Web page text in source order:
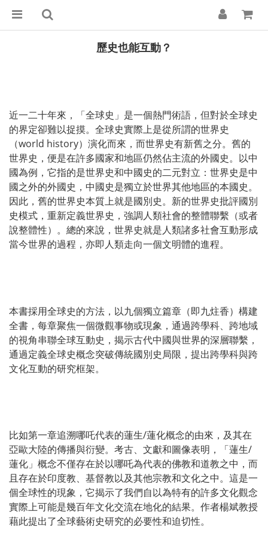
歷史也能互動？
近一二十年來，「全球史」是一個熱門術語，但對於全球史
的界定卻難以捉摸。全球史實際上是從所謂的世界史
（world history）演化而來，而世界史有新舊之分。舊的
世界史，便是在許多國家和地區仍然佔主流的外國史。以中
國為例，它指的是世界史和中國史的二元對立：世界史是中
國之外的外國史，中國史是獨立於世界其他地區的本國史。
因此，舊的世界史本質上就是國別史。新的世界史批評國別
史模式，重新定義世界史，強調人類社會的整體聯繫（或者
說整體性）。總的來說，世界史就是人類諸多社會互動形成
當今世界的過程，亦即人類走向一個文明體的進程。
本書採用全球史的方法，以九個獨立篇章（即九炷香）構建
全書，每章聚焦一個微觀事物或現象，通過跨學科、跨地域
的視角串聯全球互動史，揭示古代中國與世界的深層聯繫，
通過定義全球史概念突破傳統國別史局限，提出跨學科與跨
文化互動的研究框架。
比如第一章追溯哪吒代表的蓮生/蓮化概念的由來，及其在
亞歐大陸的傳播與衍變。考古、文獻和圖像表明，「蓮生/
蓮化」概念不僅存在於以哪吒為代表的佛教和道教之中，而
且存在於印度教、基督教以及其他宗教和文化之中。這是一
個全球性的現象，它揭示了我們自以為特有的許多文化觀念
實際上可能是幾百年文化交流在地化的結果。作者楊斌教授
藉此提出了全球藝術史研究的必要性和迫切性。